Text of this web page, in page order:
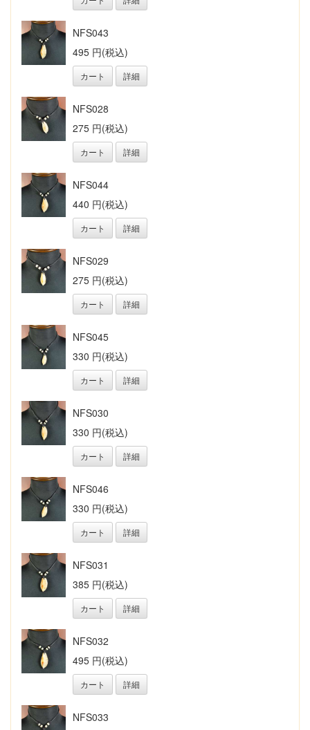
NFS043
495 円(税込)
カート 詳細
NFS028
275 円(税込)
カート 詳細
NFS044
440 円(税込)
カート 詳細
NFS029
275 円(税込)
カート 詳細
NFS045
330 円(税込)
カート 詳細
NFS030
330 円(税込)
カート 詳細
NFS046
330 円(税込)
カート 詳細
NFS031
385 円(税込)
カート 詳細
NFS032
495 円(税込)
カート 詳細
NFS033